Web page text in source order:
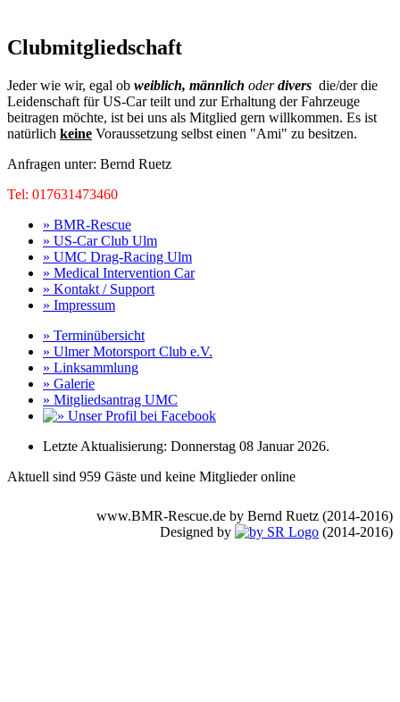
Clubmitgliedschaft
Jeder wie wir, egal ob weiblich, männlich oderdivers die/der die
Leidenschaft für US-Car teilt und zur Erhaltung der Fahrzeuge
beitragen möchte, ist bei uns als Mitglied gern willkommen. Es ist
natürlich keine Voraussetzung selbst einen "Ami" zu besitzen.
Anfragen unter: Bernd Ruetz
Tel: 017631473460
» BMR-Rescue
» US-Car Club Ulm
» UMC Drag-Racing Ulm
» Medical Intervention Car
» Kontakt / Support
» Impressum
» Terminübersicht
» Ulmer Motorsport Club e.V.
» Linksammlung
» Galerie
» Mitgliedsantrag UMC
Letzte Aktualisierung: Donnerstag 08 Januar 2026.
Aktuell sind 959 Gäste und keine Mitglieder online
www.BMR-Rescue.de by Bernd Ruetz (2014-2016)
Designed by
(2014-2016)